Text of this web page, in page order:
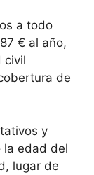
a todo
€ al año,
civil
de
y
la edad del
lugar de